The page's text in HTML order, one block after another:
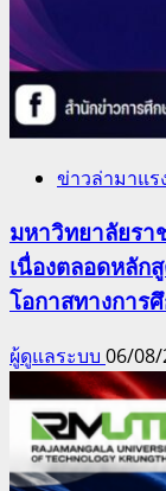
ข่าวล่ามาแร
มหาวิทยาลัยร
เนื่องตลอดหลัก
โอกาสทางการ
ผู้ดูแลระบบ 06/08/